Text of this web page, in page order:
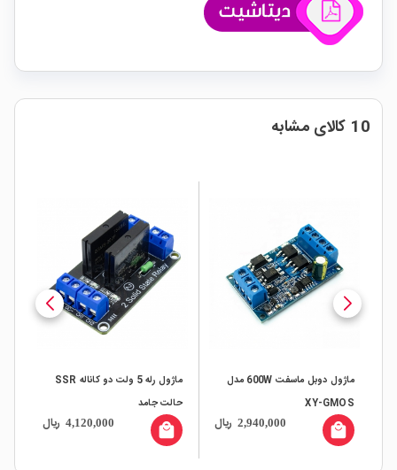
10 کالای مشابه
ماژول دوبل ماسفت 600W مدل
XY-GMOS
2,940,000 ریال local_mall
ماژول رله 5 ولت دو کاناله SSR
حالت جامد
4,120,000 ریال local_mall